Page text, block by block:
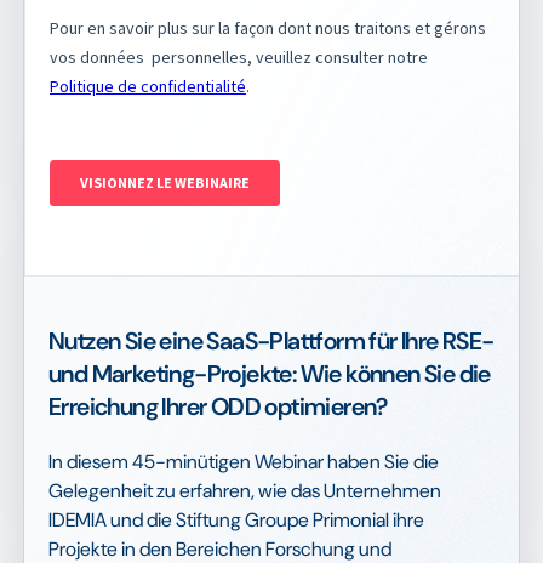
Nutzen Sie eine SaaS-Plattform für Ihre RSE-
und Marketing-Projekte: Wie können Sie die
Erreichung Ihrer ODD optimieren?
In diesem 45-minütigen Webinar haben Sie die
Gelegenheit zu erfahren, wie das Unternehmen
IDEMIA und die Stiftung Groupe Primonial ihre
Projekte in den Bereichen Forschung und